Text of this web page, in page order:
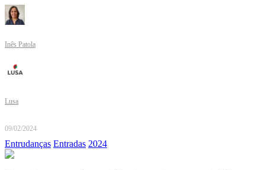
Inês Patola
Lusa
09/02/2024
Entrudanças Entradas 2024